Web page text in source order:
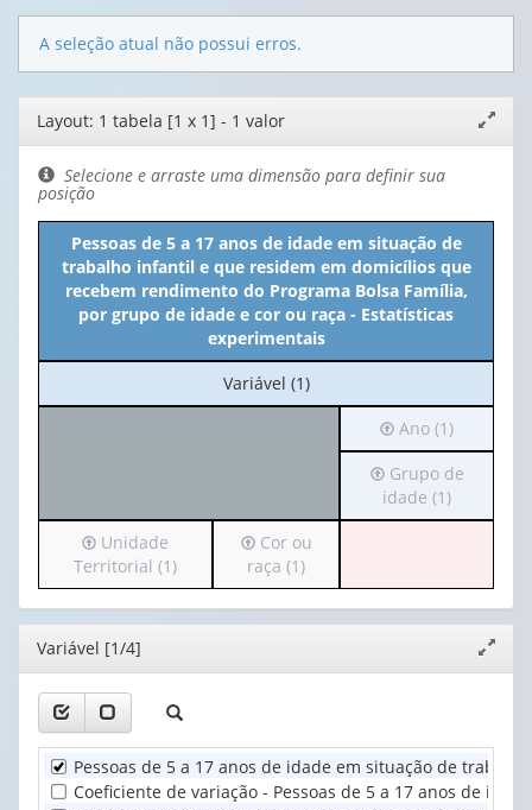
A seleção atual não possui erros.
Editor
de
layout
janela
Layout: 1 tabela [1 x 1] - 1 valor
Selecione e arraste uma dimensão para definir sua
posição
Pessoas de 5 a 17 anos de idade em situação de
trabalho infantil e que residem em domicílios que
recebem rendimento do Programa Bolsa Família,
por grupo de idade e cor ou raça - Estatísticas
experimentais
No
cabeçalho:
Variável (1)
Irá
para
o
cabeçalho
(possui
valor):
Ano (1)
Irá
para
o
apenas
1
(1)
Grupo de
idade (1)
Irá
para
o
cabeçalho
(possui
apenas
valor):
Unidade
Territorial
(1)
Unidade
Territorial (1)
Irá
para
o
cabeçalho
Cor
ou
raça
Cor ou
raça (1)
Editor
janela
Variável [1/4]
Pessoas de 5 a 17 anos de idade em situação de
Coeficiente de variação - Pessoas de 5 a 17 anos de